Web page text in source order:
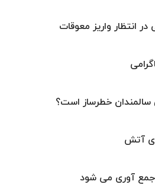
انتظار واریز معوقات
سالمندان خطرساز است؟
آتش
جمع آوری می شود